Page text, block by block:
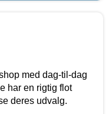
med dag-til-dag
har en rigtig flot
deres udvalg.